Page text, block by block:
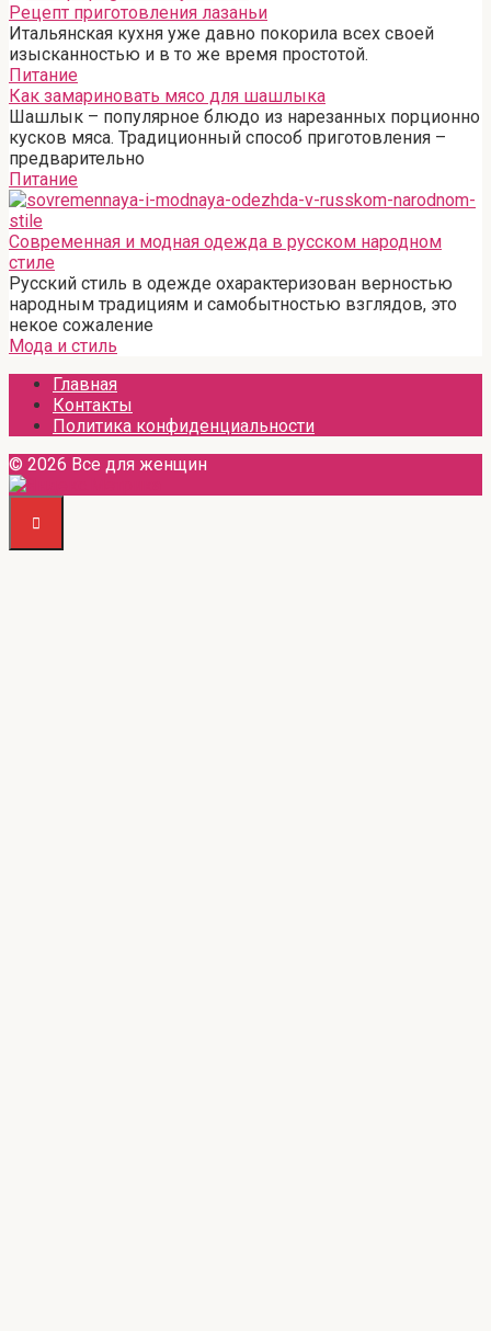
Рецепт приготовления лазаньи
Итальянская кухня уже давно покорила всех своей
изысканностью и в то же время простотой.
Питание
Как замариновать мясо для шашлыка
Шашлык – популярное блюдо из нарезанных порционно
кусков мяса. Традиционный способ приготовления –
предварительно
Питание
Современная и модная одежда в русском народном
стиле
Русский стиль в одежде охарактеризован верностью
народным традициям и самобытностью взглядов, это
некое сожаление
Мода и стиль
Главная
Контакты
Политика конфиденциальности
© 2026 Все для женщин